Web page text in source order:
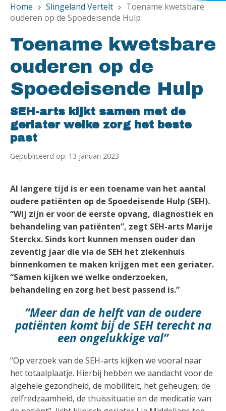
Home chevron_right Slingeland Vertelt chevron_right
Toename kwetsbare
ouderen op de Spoedeisende Hulp
Toename kwetsbare
ouderen op de
Spoedeisende Hulp
SEH-arts kijkt samen met de
geriater welke zorg het beste
past
Gepubliceerd op: 13 januari 2023
Al langere tijd is er een toename van het aantal
oudere patiënten op de Spoedeisende Hulp (SEH).
“Wij zijn er voor de eerste opvang, diagnostiek en
behandeling van patiënten”, zegt SEH-arts Marije
Sterckx. Sinds kort kunnen mensen ouder dan
zeventig jaar die via de SEH het ziekenhuis
binnenkomen te maken krijgen met een geriater.
“Samen kijken we welke onderzoeken,
behandeling en zorg het best passend is.”
“Meer dan de helft van de oudere
patiënten komt bij de SEH terecht na
een ongelukkige val”
“Op verzoek van de SEH-arts kijken we vooral naar
het totaalplaatje. Hierbij hebben we aandacht voor de
algehele gezondheid, de mobiliteit, het geheugen, de
zelfredzaamheid, de thuissituatie en de medicatie van